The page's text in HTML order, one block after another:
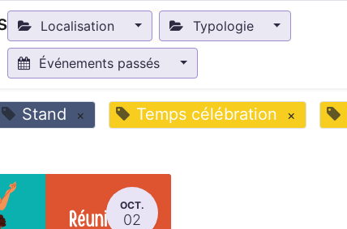
Localisation Typologie
Événements passés
Stand × Temps célébration ×
OCT.
02